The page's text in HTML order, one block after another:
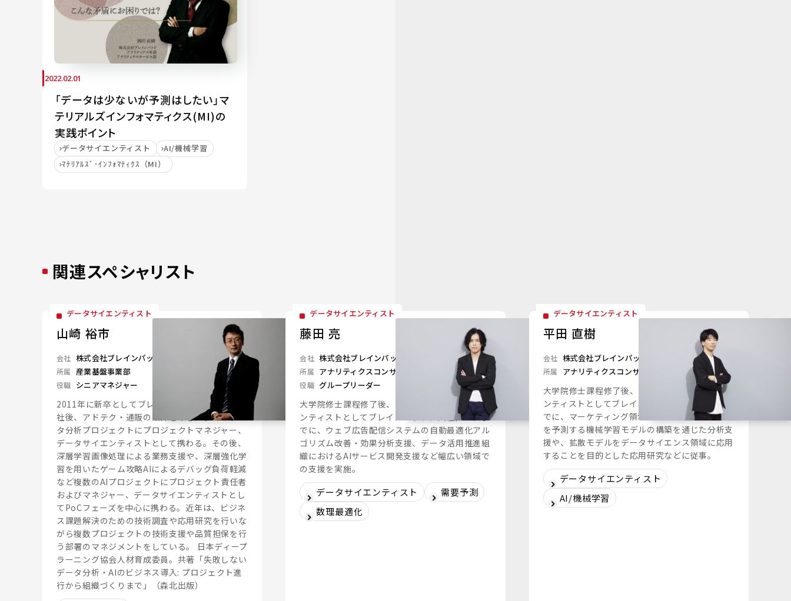
2022.02.01
「データは少ないが予測はしたい」マ
テリアルズインフォマティクス(MI)の
実践ポイント
データサイエンティスト
AI/機械学習
ﾏﾃﾘｱﾙｽﾞ･ｲﾝﾌｫﾏﾃｨｸｽ（MI）
関連スペシャリスト
データサイエンティスト
山崎 裕市
会社 株式会社ブレインパッド
所属 産業基盤事業部
役職 シニアマネジャー
2011年に新卒としてブレインパッドに入社。入
社後、アドテク・通販の業界を中心に多くのデー
タ分析プロジェクトにプロジェクトマネジャー、
データサイエンティストとして携わる。その後、
深層学習画像処理による業務支援や、深層強化学
習を用いたゲーム攻略AIによるデバッグ負荷軽減
など複数のAIプロジェクトにプロジェクト責任者
およびマネジャー、データサイエンティストとし
てPoCフェーズを中心に携わる。近年は、ビジネ
ス課題解決のための技術調査や応用研究を行いな
がら複数プロジェクトの技術支援や品質担保を行
う部署のマネジメントをしている。 日本ディープ
ラーニング協会人材育成委員。共著「失敗しない
データ分析・AIのビジネス導入: プロジェクト進
行から組織づくりまで」（森北出版）
データサイエンティスト
藤田 亮
会社 株式会社ブレインパッド
所属 アナリティクスコンサルティングユニット
役職 グループリーダー
大学院修士課程修了後、2019年にデータサイエ
ンティストとしてブレインパッドに入社。これま
でに、ウェブ広告配信システムの自動最適化アル
ゴリズム改善・効果分析支援、データ活用推進組
織におけるAIサービス開発支援など幅広い領域で
の支援を実施。
データサイエンティスト
需要予測
数理最適化
データサイエンティスト
平田 直樹
会社 株式会社ブレインパッド
所属 アナリティクスコンサルティングユニット
大学院修士課程修了後、2024年にデータサイエ
ンティストとしてブレインパッドに入社。これま
でに、マーケティング領域にて商品購入・満足度
を予測する機械学習モデルの構築を通じた分析支
援や、拡散モデルをデータサイエンス領域に応用
することを目的とした応用研究などに従事。
データサイエンティスト
AI/機械学習